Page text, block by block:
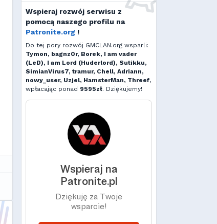
Wspieraj rozwój serwisu z
pomocą naszego profilu na
Patronite.org !
Do tej pory rozwój GMCLAN.org wsparli:
Tymon, bagnz0r, Borek, I am vader
(LeD), I am Lord (Huderlord), Sutikku,
SimianVirus7, tramur, Chell, Adriann,
nowy_user, Uzjel, HamsterMan, Threef,
wpłacając ponad 9595zł. Dziękujemy!